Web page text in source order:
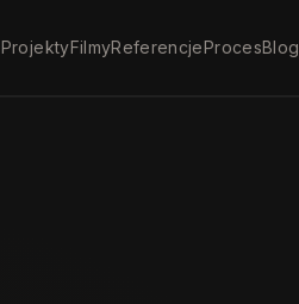
ProjektyFilmyReferencjeProcesBlog